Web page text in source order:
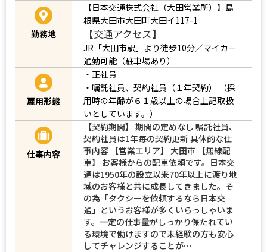
勤務地
【日本交通株式会社（大田営業所）】島
根県大田市大田町大田イ117-1
【交通アクセス】
JR「大田市駅」より徒歩10分／マイカー
通勤可能（駐車場あり）
雇用形態
・正社員
・嘱託社員、契約社員（１年契約）
（採
用時の年齢が６１歳以上の場合上記取扱
いとしています。）
仕事内容
【契約期間】 期間の定めなし 嘱託社員、
契約社員は1年毎の契約更新 具体的な仕
事内容 【営業エリア】 大田市 【無線配
車】 お客様からの配車依頼です。日本交
通は1950年の設立以来70年以上に渡り地
域のお客様と共に成長してきました。そ
の為「タクシーを依頼するなら日本交
通」というお客様が多くいらっしゃいま
す。一定の仕事量がしっかり保たれてい
る環境で働けますので未経験の方も安心
してチャレンジすることが…